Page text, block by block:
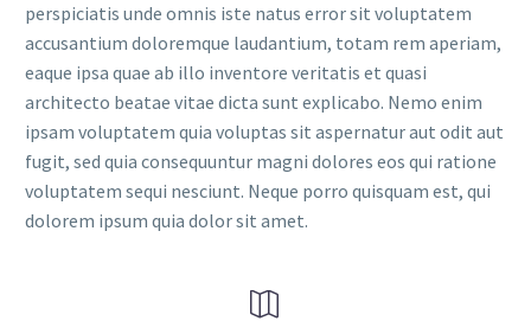
perspiciatis unde omnis iste natus error sit voluptatem
accusantium doloremque laudantium, totam rem aperiam,
eaque ipsa quae ab illo inventore veritatis et quasi
architecto beatae vitae dicta sunt explicabo. Nemo enim
ipsam voluptatem quia voluptas sit aspernatur aut odit aut
fugit, sed quia consequuntur magni dolores eos qui ratione
voluptatem sequi nesciunt. Neque porro quisquam est, qui
dolorem ipsum quia dolor sit amet.

